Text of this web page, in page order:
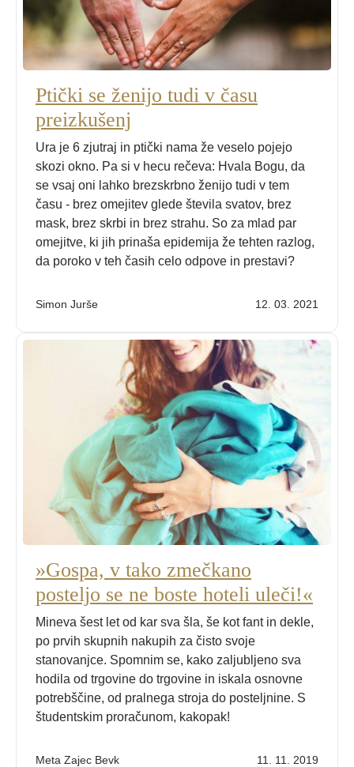
Ptički se ženijo tudi v času
preizkušenj
Ura je 6 zjutraj in ptički nama že veselo pojejo
skozi okno. Pa si v hecu rečeva: Hvala Bogu, da
se vsaj oni lahko brezskrbno ženijo tudi v tem
času - brez omejitev glede števila svatov, brez
mask, brez skrbi in brez strahu. So za mlad par
omejitve, ki jih prinaša epidemija že tehten razlog,
da poroko v teh časih celo odpove in prestavi?
Simon Jurše 12. 03. 2021
»Gospa, v tako zmečkano
posteljo se ne boste hoteli uleči!«
Mineva šest let od kar sva šla, še kot fant in dekle,
po prvih skupnih nakupih za čisto svoje
stanovanjce. Spomnim se, kako zaljubljeno sva
hodila od trgovine do trgovine in iskala osnovne
potrebščine, od pralnega stroja do posteljnine. S
študentskim proračunom, kakopak!
Meta Zajec Bevk 11. 11. 2019